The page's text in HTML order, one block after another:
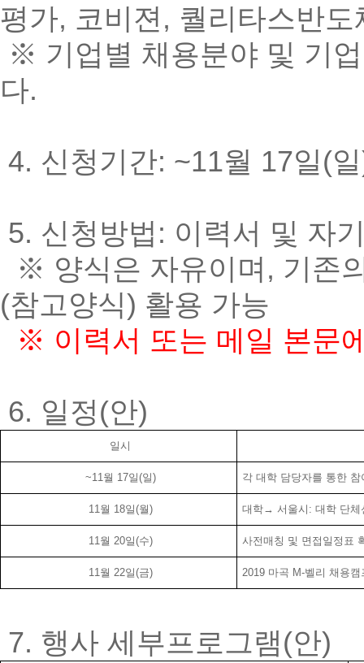
평가, 코비젼, 퀄리타스반도
※ 기업별 채용분야 및 기
다.
4. 신청기간: ~11월 17일(
5. 신청방법: 이력서 및 자
※ 양식은 자유이며, 기존
(참고양식) 활용 가능
※ 이력서 또는 메일 본문
6. 일정(안)
일시
~11월 17일(일) 각 대학 담당자를 통한
11월 18일(월) 대학→ 서울시: 대학 단체
11월 20일(수) 사전매칭 및 면접일정표
11월 22일(금) 2019 마곡 M-벨리 채용
7. 행사 세부프로그램(안)